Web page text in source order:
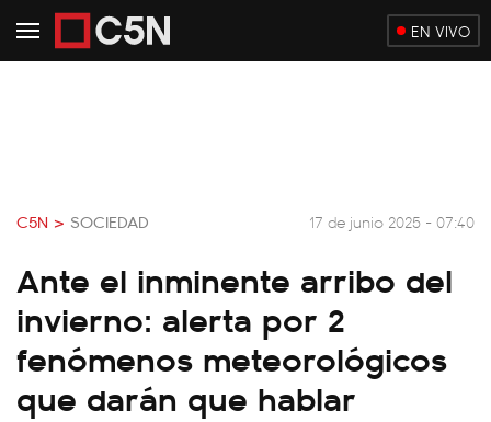
EN VIVO
C5N > SOCIEDAD 17 de junio 2025 - 07:40
Ante el inminente arribo del
invierno: alerta por 2
fenómenos meteorológicos
que darán que hablar